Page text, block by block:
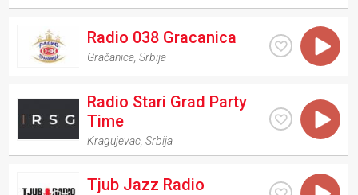
Radio 038 Gracanica
Gračanica ,Srbija
Radio Stari Grad Party
Time
Kragujevac ,Srbija
Tjub Jazz Radio